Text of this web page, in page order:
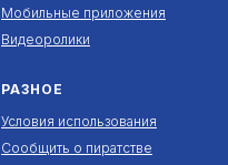
Мобильные приложения
Видеоролики
РАЗНОЕ
Условия использования
Сообщить о пиратстве